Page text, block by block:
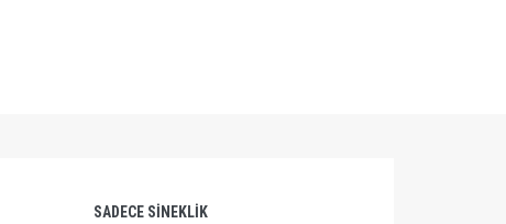
SADECE SINEKLIK